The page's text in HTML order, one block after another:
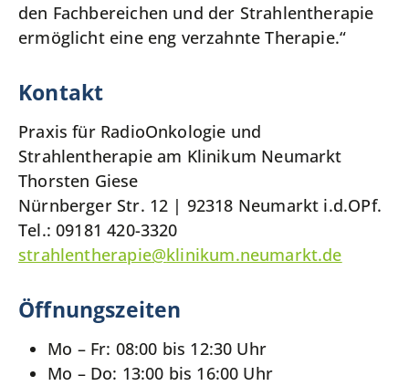
den Fachbereichen und der Strahlentherapie
ermöglicht eine eng verzahnte Therapie.“
Kontakt
Praxis für RadioOnkologie und
Strahlentherapie am Klinikum Neumarkt
Thorsten Giese
Nürnberger Str. 12 | 92318 Neumarkt i.d.OPf.
Tel.: 09181 420-3320
strahlentherapie@klinikum.neumarkt.de
Öffnungszeiten
Mo – Fr: 08:00 bis 12:30 Uhr
Mo – Do: 13:00 bis 16:00 Uhr